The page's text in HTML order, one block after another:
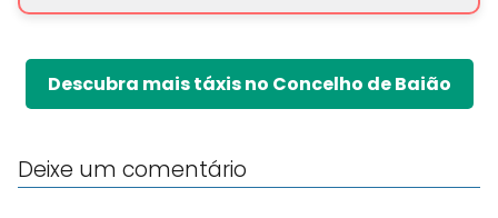
Descubra mais táxis no Concelho de Baião
Deixe um comentário